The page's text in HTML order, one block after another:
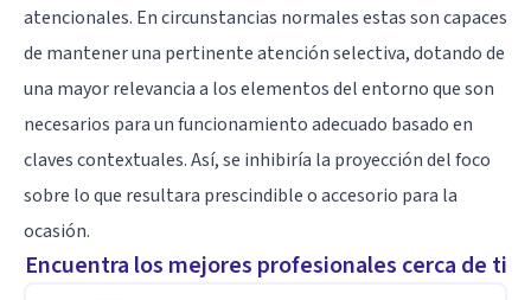
atencionales. En circunstancias normales estas son capaces
de mantener una pertinente atención selectiva, dotando de
una mayor relevancia a los elementos del entorno que son
necesarios para un funcionamiento adecuado basado en
claves contextuales. Así, se inhibiría la proyección del foco
sobre lo que resultara prescindible o accesorio para la
ocasión.
Encuentra los mejores profesionales cerca de ti